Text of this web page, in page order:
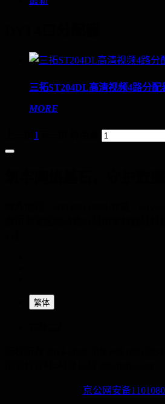
三拓ST204DL高清视频4路分
MORE
1
繁体
京公网安备